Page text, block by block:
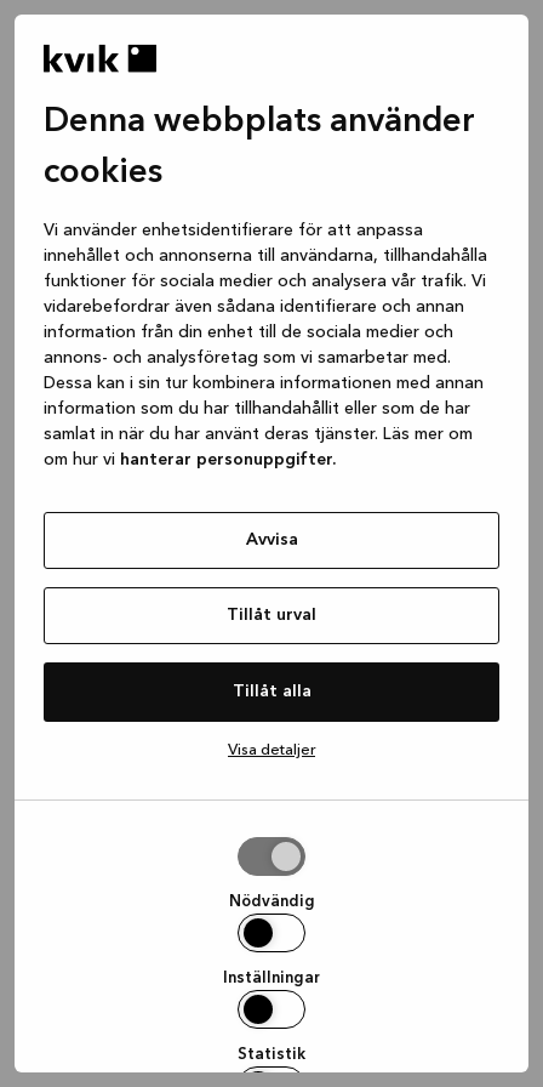
Denna webbplats använder
cookies
Vi använder enhetsidentifierare för att anpassa
innehållet och annonserna till användarna, tillhandahålla
funktioner för sociala medier och analysera vår trafik. Vi
vidarebefordrar även sådana identifierare och annan
information från din enhet till de sociala medier och
annons- och analysföretag som vi samarbetar med.
Dessa kan i sin tur kombinera informationen med annan
information som du har tillhandahållit eller som de har
samlat in när du har använt deras tjänster. Läs mer om
om hur vi hanterar personuppgifter.
Avvisa
Tillåt urval
Tillåt alla
Visa detaljer
Nödvändig
Inställningar
Statistik
(see the browser console for more
information).